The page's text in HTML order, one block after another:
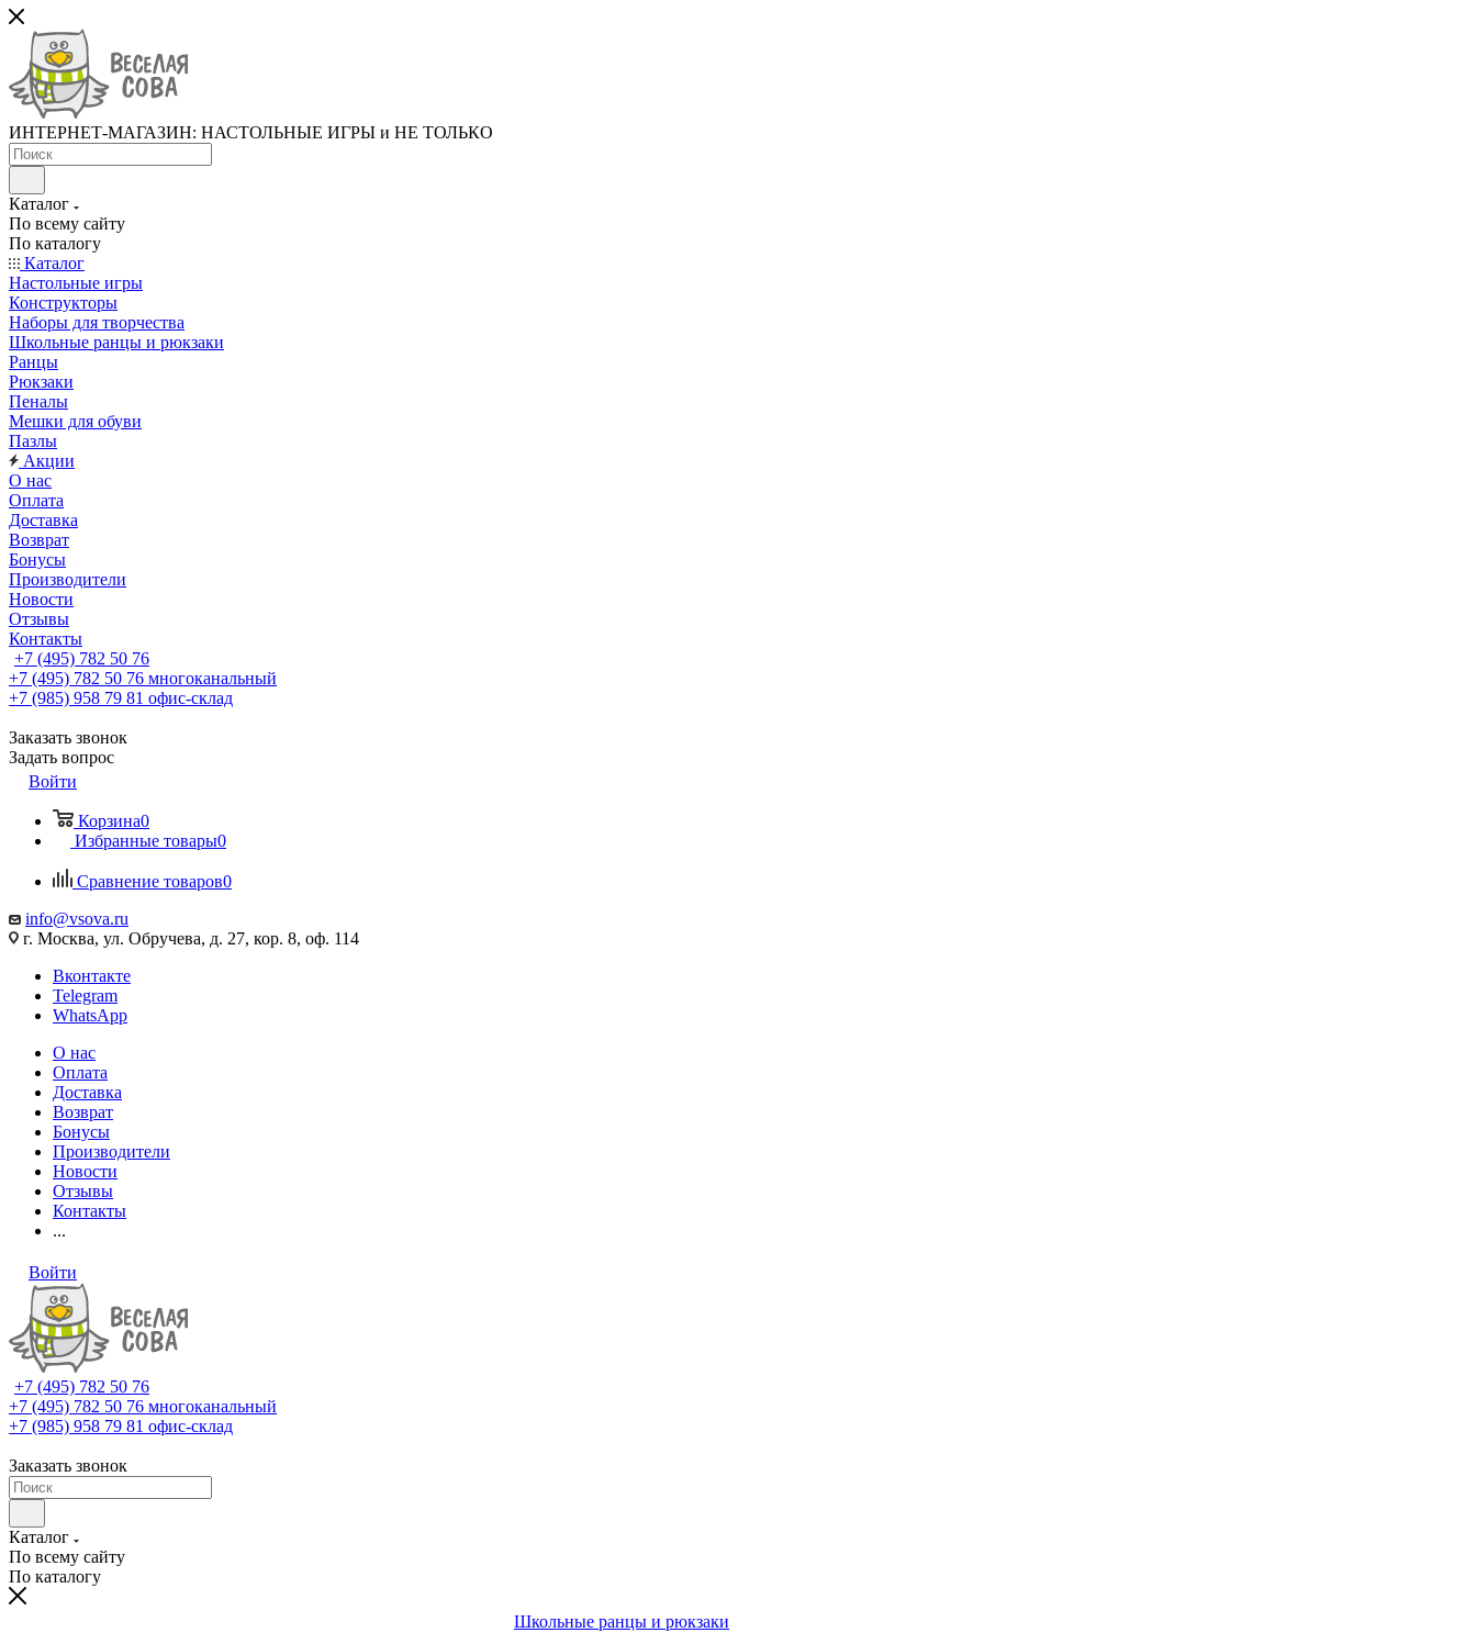
ИНТЕРНЕТ-МАГАЗИН: НАСТОЛЬНЫЕ ИГРЫ и НЕ ТОЛЬКО
Каталог
По всему сайту
По каталогу
Каталог
Настольные игры
Конструкторы
Наборы для творчества
Школьные ранцы и рюкзаки
Ранцы
Рюкзаки
Пеналы
Мешки для обуви
Пазлы
Акции
О нас
Оплата
Доставка
Возврат
Бонусы
Производители
Новости
Отзывы
Контакты
+7 (495) 782 50 76
+7 (495) 782 50 76 многоканальный
+7 (985) 958 79 81 офис-склад
Заказать звонок
Задать вопрос
Войти
Корзина0
Избранные товары0
Сравнение товаров0
info@vsova.ru
г. Москва, ул. Обручева, д. 27, кор. 8, оф. 114
Вконтакте
Telegram
WhatsApp
О нас
Оплата
Доставка
Возврат
Бонусы
Производители
Новости
Отзывы
Контакты
...
Войти
+7 (495) 782 50 76
+7 (495) 782 50 76 многоканальный
+7 (985) 958 79 81 офис-склад
Заказать звонок
Каталог
По всему сайту
По каталогу
Школьные ранцы и рюкзаки